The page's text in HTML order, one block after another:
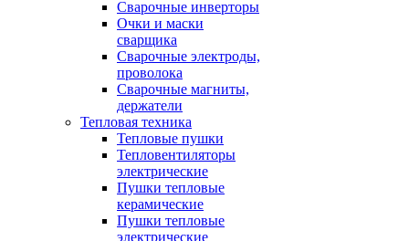
Сварочные инверторы
Очки и маски
сварщика
Сварочные электроды,
проволока
Сварочные магниты,
держатели
Тепловая техника
Тепловые пушки
Тепловентиляторы
электрические
Пушки тепловые
керамические
Пушки тепловые
электрические